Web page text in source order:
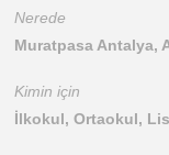
Nerede
Muratpasa Antalya,
Kimin için
İlkokul, Ortaokul,